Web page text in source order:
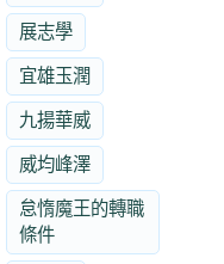
展志學
宜雄玉潤
九揚華威
威均峰澤
怠惰魔王的轉職
條件